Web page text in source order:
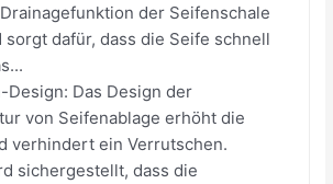
der Seifenschale
sorgt dafür, dass die Seife schnell
Design: Das Design der
von Seifenablage erhöht die
verhindert ein Verrutschen.
sichergestellt, dass die